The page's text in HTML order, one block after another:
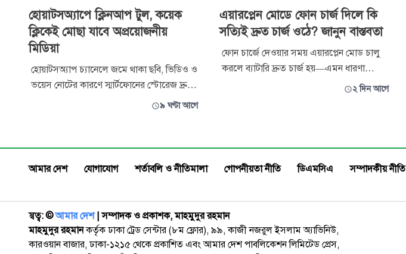
হোয়াটসঅ্যাপে ক্লিনআপ টুল, কয়েক
ক্লিকেই মোছা যাবে অপ্রয়োজনীয়
মিডিয়া
হোয়াটসঅ্যাপ চ্যানেলে জমে থাকা ছবি, ভিডিও ও
ভয়েস নোটের কারণে স্মার্টফোনের স্টোরেজ দ্রুত
পূর্ণ হয়ে যাওয়ার সমস্যার সমাধানে নতুন
সহজেই অপ্রয়োজনীয় মিডিয়া ফাইল মুছে ফোনের
স্টোরেজ খালি করতে পারবেন। প্রযুক্তিবিষ
৯ ঘণ্টা আগে
এয়ারপ্লেন মোডে ফোন চার্জ দিলে কি
সত্যিই দ্রুত চার্জ ওঠে? জানুন বাস্তবতা
ফোন চার্জে দেওয়ার সময় এয়ারপ্লেন মোড চালু
করলে ব্যাটারি দ্রুত চার্জ হয়—এমন ধারণা
স্মার্টফোন ব্যবহারকারীদের মধ্যে বেশ প্রচলিত।
এর প্রভাব কতটা, তা নিয়ে প্রশ্ন থে
২ দিন আগে
আমার দেশ যোগাযোগ শর্তাবলি ও নীতিমালা গোপনীয়তা নীতি ডিএমসিএ সম্পাদকীয় নীতি
স্বত্ব: ©️আমার দেশ| সম্পাদক ও প্রকাশক, মাহমুদুর রহমান
মাহমুদুর রহমানকর্তৃক ঢাকা ট্রেড সেন্টার (৮ম ফ্লোর), ৯৯, কাজী নজরুল ইসলাম অ্যাভিনিউ,
কারওয়ান বাজার, ঢাকা-১২১৫ থেকে প্রকাশিত এবং আমার দেশ পাবলিকেশন লিমিটেড প্রেস,